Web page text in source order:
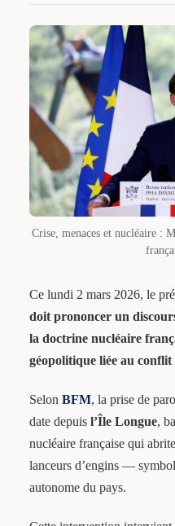
Crise, menaces et nucléaire :
Ce lundi 2 mars 2026, le
doit prononcer un
la doctrine nucléaire
géopolitique liée au
Selon BFM, la prise de
date depuis l’Île Longue,
nucléaire française qui
lanceurs d’engins —
autonome du pays.